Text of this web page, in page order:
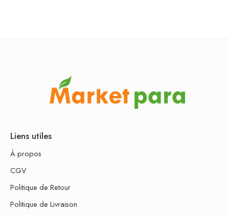
Liens utiles
À propos
CGV
Politique de Retour
Politique de Livraison